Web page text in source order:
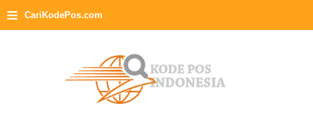
≡ CariKodePos.com